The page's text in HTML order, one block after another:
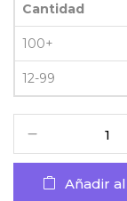
Cantidad
100+
12-99
Añadir